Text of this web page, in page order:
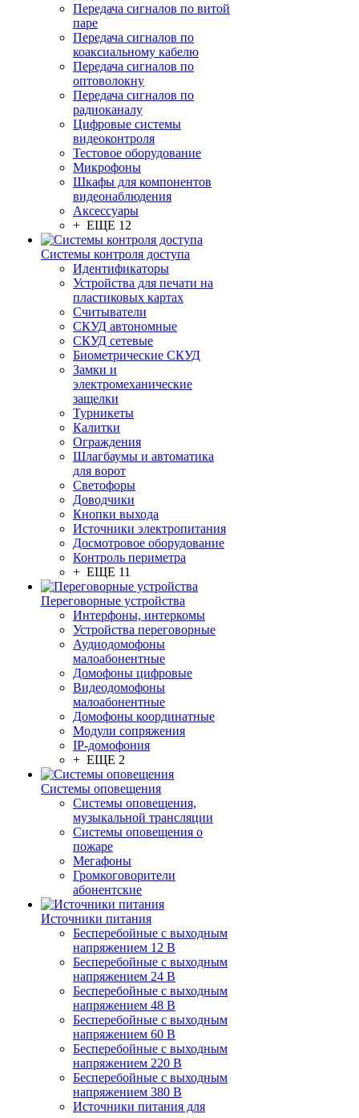
Передача сигналов по витой
паре
Передача сигналов по
коаксиальному кабелю
Передача сигналов по
оптоволокну
Передача сигналов по
радиоканалу
Цифровые системы
видеоконтроля
Тестовое оборудование
Микрофоны
Шкафы для компонентов
видеонаблюдения
Аксессуары
+ ЕЩЕ 12
Системы контроля доступа
Идентификаторы
Устройства для печати на
пластиковых картах
Считыватели
СКУД автономные
СКУД сетевые
Биометрические СКУД
Замки и
электромеханические
защелки
Турникеты
Калитки
Ограждения
Шлагбаумы и автоматика
для ворот
Светофоры
Доводчики
Кнопки выхода
Источники электропитания
Досмотровое оборудование
Контроль периметра
+ ЕЩЕ 11
Переговорные устройства
Интерфоны, интеркомы
Устройства переговорные
Аудиодомофоны
малоабонентные
Домофоны цифровые
Видеодомофоны
малоабонентные
Домофоны координатные
Модули сопряжения
IP-домофония
+ ЕЩЕ 2
Системы оповещения
Системы оповещения,
музыкальной трансляции
Системы оповещения о
пожаре
Мегафоны
Громкоговорители
абонентские
Источники питания
Бесперебойные с выходным
напряжением 12 В
Бесперебойные с выходным
напряжением 24 В
Бесперебойные с выходным
напряжением 48 В
Бесперебойные с выходным
напряжением 60 В
Бесперебойные с выходным
напряжением 220 В
Бесперебойные с выходным
напряжением 380 В
Источники питания для